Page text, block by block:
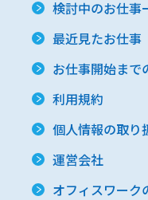
検討中のお仕事
最近見たお仕事
お仕事開始まで
利用規約
個人情報の取り
運営会社
オフィスワーク